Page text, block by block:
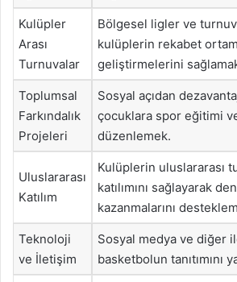
Kulüpler
Arası
Turnuvalar
Bölgesel ligler ve
kulüplerin rekabet
geliştirmelerini
Toplumsal
Farkındalık
Projeleri
Sosyal açıdan
çocuklara spor eğitimi
düzenlemek.
Uluslararası
Katılım
Kulüplerin uluslararası
katılımını sağlayarak
kazanmalarını
Teknoloji
ve İletişim
Sosyal medya ve diğer
basketbolun tanıtımını